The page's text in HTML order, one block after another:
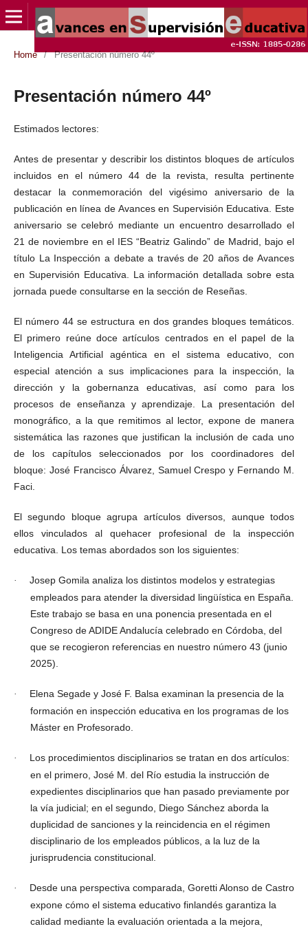
Home / Presentación número 44º
Presentación número 44º
Estimados lectores:
Antes de presentar y describir los distintos bloques de artículos
incluidos en el número 44 de la revista, resulta pertinente
destacar la conmemoración del vigésimo aniversario de la
publicación en línea de Avances en Supervisión Educativa. Este
aniversario se celebró mediante un encuentro desarrollado el
21 de noviembre en el IES “Beatriz Galindo” de Madrid, bajo el
título La Inspección a debate a través de 20 años de Avances
en Supervisión Educativa. La información detallada sobre esta
jornada puede consultarse en la sección de Reseñas.
El número 44 se estructura en dos grandes bloques temáticos.
El primero reúne doce artículos centrados en el papel de la
Inteligencia Artificial agéntica en el sistema educativo, con
especial atención a sus implicaciones para la inspección, la
dirección y la gobernanza educativas, así como para los
procesos de enseñanza y aprendizaje. La presentación del
monográfico, a la que remitimos al lector, expone de manera
sistemática las razones que justifican la inclusión de cada uno
de los capítulos seleccionados por los coordinadores del
bloque: José Francisco Álvarez, Samuel Crespo y Fernando M.
Faci.
El segundo bloque agrupa artículos diversos, aunque todos
ellos vinculados al quehacer profesional de la inspección
educativa. Los temas abordados son los siguientes:
·
Josep Gomila analiza los distintos modelos y estrategias
empleados para atender la diversidad lingüística en España.
Este trabajo se basa en una ponencia presentada en el
Congreso de ADIDE Andalucía celebrado en Córdoba, del
que se recogieron referencias en nuestro número 43 (junio
2025).
·
Elena Segade y José F. Balsa examinan la presencia de la
formación en inspección educativa en los programas de los
Máster en Profesorado.
·
Los procedimientos disciplinarios se tratan en dos artículos:
en el primero, José M. del Río estudia la instrucción de
expedientes disciplinarios que han pasado previamente por
la vía judicial; en el segundo, Diego Sánchez aborda la
duplicidad de sanciones y la reincidencia en el régimen
disciplinario de los empleados públicos, a la luz de la
jurisprudencia constitucional.
·
Desde una perspectiva comparada, Goretti Alonso de Castro
expone cómo el sistema educativo finlandés garantiza la
calidad mediante la evaluación orientada a la mejora,